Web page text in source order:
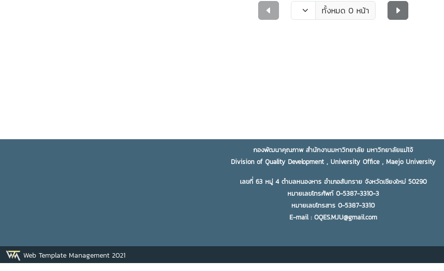
ทั้งหมด 0 หน้า
กองพัฒนาคุณภาพ สำนักงานมหาวิทยาลัย มหาวิทยาลัยแม่โจ้
Division of Quality Development , University Office , Maejo University
เลขที่ 63 หมู่ 4 ตำบลหนองหาร อำเภอสันทราย จังหวัดเชียงใหม่ 50290
หมายเลขโทรศัพท์ 0-5387-3310-3
หมายเลขโทรสาร 0-5387-3310
E-mail : OQES.MJU@gmail.com
Web Template Management 2021